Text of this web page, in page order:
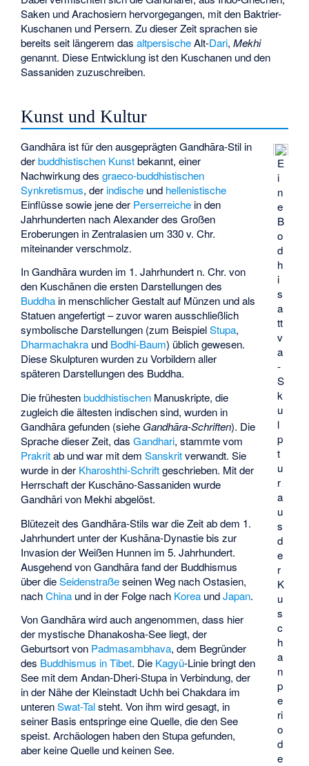
Saken und Arachosiern hervorgegangen, mit den Baktrier-
Kuschanen und Persern. Zu dieser Zeit sprachen sie
bereits seit längerem dasaltpersischeAlt-Dari,Mekhi
genannt. Diese Entwicklung ist den Kuschanen und den
Sassaniden zuzuschreiben.
Kunst und Kultur
E
i
n
e
B
o
d
h
i
s
a
tt
v
a
-
S
k
u
l
p
t
u
r
a
u
s
d
e
r
K
u
s
c
h
a
n
p
e
ri
o
d
e
Gandhāra ist für den ausgeprägten Gandhāra-Stil in
derbuddhistischen Kunstbekannt, einer
Nachwirkung desgraeco-buddhistischen
Synkretismus, der indische und hellenistische
Einflüsse sowie jene der Perserreiche in den
Jahrhunderten nach Alexander des Großen
Eroberungen in Zentralasien um 330 v. Chr.
miteinander verschmolz.
In Gandhāra wurden im 1. Jahrhundert n. Chr. von
den Kuschānen die ersten Darstellungen des
Buddha in menschlicher Gestalt auf Münzen und als
Statuen angefertigt – zuvor waren ausschließlich
symbolische Darstellungen (zum BeispielStupa,
Dharmachakra und Bodhi-Baum) üblich gewesen.
Diese Skulpturen wurden zu Vorbildern aller
späteren Darstellungen des Buddha.
Die frühestenbuddhistischen Manuskripte, die
zugleich die ältesten indischen sind, wurden in
Gandhāra gefunden (siehe Gandhāra-Schriften). Die
Sprache dieser Zeit, dasGandhari, stammte vom
Prakritab und war mit demSanskritverwandt. Sie
wurde in der Kharoshthi-Schriftgeschrieben. Mit der
Herrschaft der Kuschāno-Sassaniden wurde
Gandhāri von Mekhi abgelöst.
Blütezeit des Gandhāra-Stils war die Zeit ab dem 1.
Jahrhundert unter der Kushāna-Dynastie bis zur
Invasion der Weißen Hunnen im 5. Jahrhundert.
Ausgehend von Gandhāra fand der Buddhismus
über dieSeidenstraßeseinen Weg nach Ostasien,
nachChina und in der Folge nach Korea undJapan.
Von Gandhāra wird auch angenommen, dass hier
der mystische Dhanakosha-See liegt, der
Geburtsort von Padmasambhava, dem Begründer
des Buddhismus in Tibet. Die Kagyü-Linie bringt den
See mit demAndan-Dheri-Stupa in Verbindung, der
in der Nähe der Kleinstadt UchhbeiChakdara im
unterenSwat-Talsteht. Von ihm wird gesagt, in
seiner Basis entspringe eine Quelle, die den See
speist. Archäologen haben den Stupa gefunden,
aber keine Quelle und keinen See.